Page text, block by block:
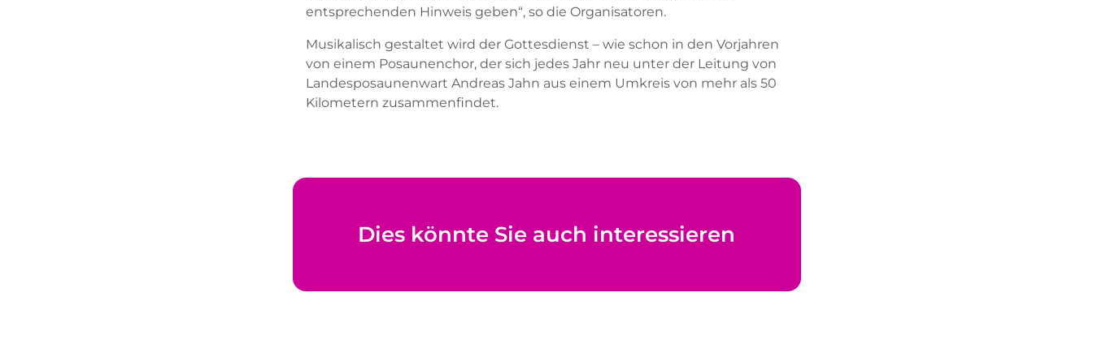
entsprechenden Hinweis geben“, so die Organisatoren.
Musikalisch gestaltet wird der Gottesdienst – wie schon in den Vorjahren
von einem Posaunenchor, der sich jedes Jahr neu unter der Leitung von
Landesposaunenwart Andreas Jahn aus einem Umkreis von mehr als 50
Kilometern zusammenfindet.
Dies könnte Sie auch interessieren